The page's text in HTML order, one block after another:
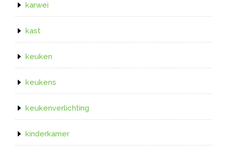
karwei
kast
keuken
keukens
keukenverlichting
kinderkamer